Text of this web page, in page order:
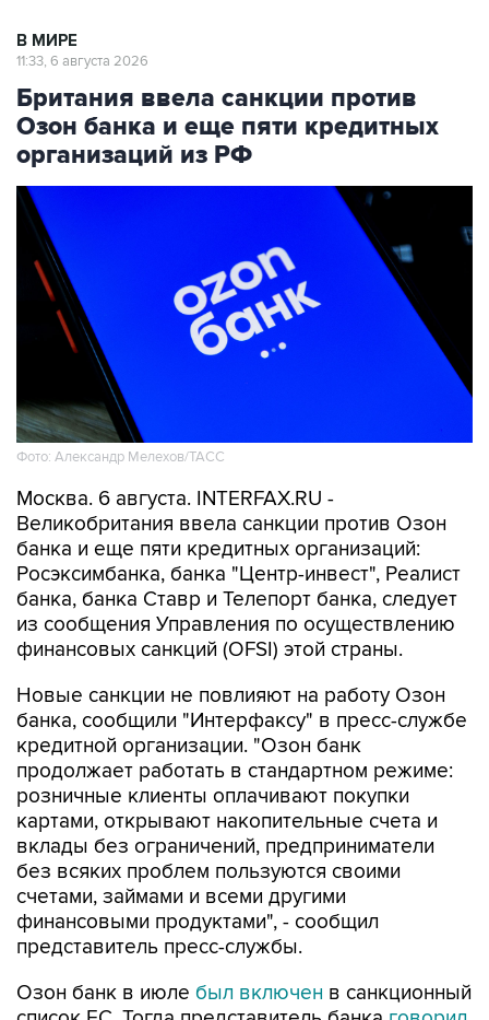
В МИРЕ
11:33, 6 августа 2026
Британия ввела санкции против
Озон банка и еще пяти кредитных
организаций из РФ
Фото: Александр Мелехов/ТАСС
Москва. 6 августа. INTERFAX.RU -
Великобритания ввела санкции против Озон
банка и еще пяти кредитных организаций:
Росэксимбанка, банка "Центр-инвест", Реалист
банка, банка Ставр и Телепорт банка, следует
из сообщения Управления по осуществлению
финансовых санкций (OFSI) этой страны.
Новые санкции не повлияют на работу Озон
банка, сообщили "Интерфаксу" в пресс-службе
кредитной организации. "Озон банк
продолжает работать в стандартном режиме:
розничные клиенты оплачивают покупки
картами, открывают накопительные счета и
вклады без ограничений, предприниматели
без всяких проблем пользуются своими
счетами, займами и всеми другими
финансовыми продуктами", - сообщил
представитель пресс-службы.
Озон банк в июле был включен в санкционный